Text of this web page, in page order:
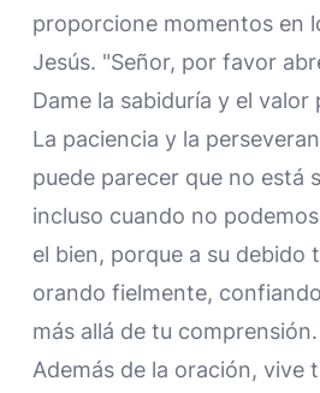
proporcione momentos en
Jesús. "Señor, por favor
Dame la sabiduría y el
La paciencia y la
puede parecer que no está
incluso cuando no
el bien, porque a su debido
orando fielmente,
más allá de tu comprensión.
Además de la oración, vive